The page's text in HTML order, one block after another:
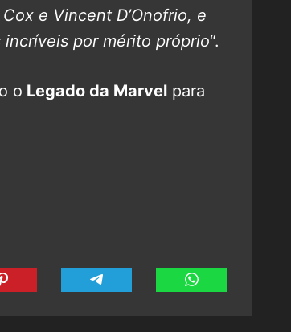
e Vincent D’Onofrio, e
por mérito próprio“.
o Legado da Marvel para